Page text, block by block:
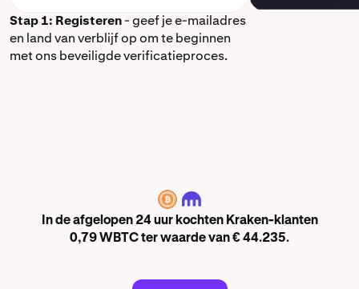
Stap 1: Registeren- geef je e-mailadres
en land van verblijf op om te beginnen
met ons beveiligde verificatieproces.
WBTC
In de afgelopen 24 uur kochten Kraken-klanten
0,79 WBTC ter waarde van € 44.235.